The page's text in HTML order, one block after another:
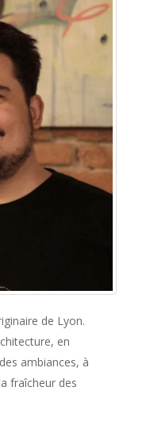
de Lyon.
en
ambiances, à
fraîcheur des